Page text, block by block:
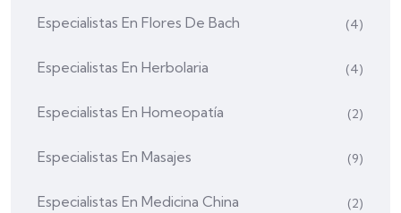
Especialistas En Flores De Bach (4)
Especialistas En Herbolaria (4)
Especialistas En Homeopatía (2)
Especialistas En Masajes (9)
Especialistas En Medicina China (2)